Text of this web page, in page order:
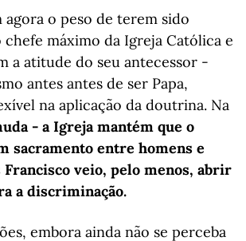
agora o peso de terem sido
máximo da Igreja Católica e
a atitude do seu antecessor -
antes antes de ser Papa,
na aplicação da doutrina. Na
- a Igreja mantém que o
sacramento entre homens e
veio, pelo menos, abrir
a discriminação.
embora ainda não se perceba